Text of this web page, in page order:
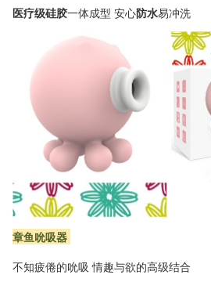
医疗级硅胶一体成型 安心防水易冲洗
章鱼吮吸器
不知疲倦的吮吸 情趣与欲的高级结合